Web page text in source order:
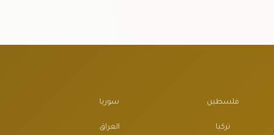
فلسطين سوريا
تركيا العراق